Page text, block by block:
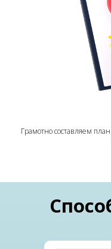
Грамотно составляем